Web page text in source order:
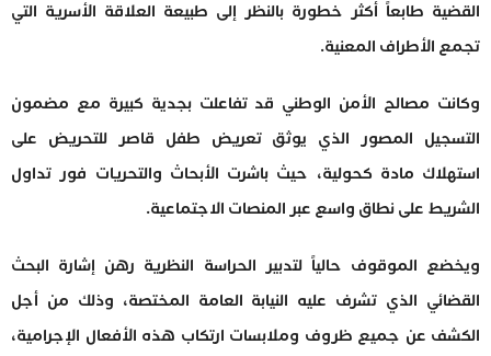
القضية طابعاً أكثر خطورة بالنظر إلى طبيعة العلاقة الأسرية التي
تجمع الأطراف المعنية.
وكانت مصالح الأمن الوطني قد تفاعلت بجدية كبيرة مع مضمون
التسجيل المصور الذي يوثق تعريض طفل قاصر للتحريض على
استهلاك مادة كحولية، حيث باشرت الأبحاث والتحريات فور تداول
الشريط على نطاق واسع عبر المنصات الاجتماعية.
ويخضع الموقوف حالياً لتدبير الحراسة النظرية رهن إشارة البحث
القضائي الذي تشرف عليه النيابة العامة المختصة، وذلك من أجل
الكشف عن جميع ظروف وملابسات ارتكاب هذه الأفعال الإجرامية،